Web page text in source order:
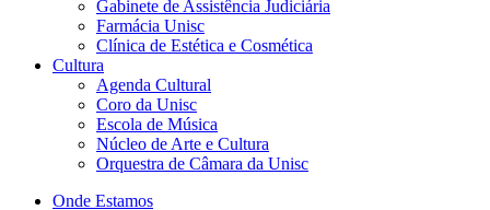
Gabinete de Assistência Judiciária
Farmácia Unisc
Clínica de Estética e Cosmética
Cultura
Agenda Cultural
Coro da Unisc
Escola de Música
Núcleo de Arte e Cultura
Orquestra de Câmara da Unisc
Onde Estamos